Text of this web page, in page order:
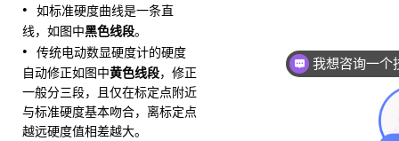
如标准硬度曲线是一条直
线，如图中黑色线段。
传统电动数显硬度计的硬度
自动修正如图中黄色线段，修正
一般分三段，且仅在标定点附近
与标准硬度基本吻合，离标定点
越远硬度值相差越大。
我想咨询一个